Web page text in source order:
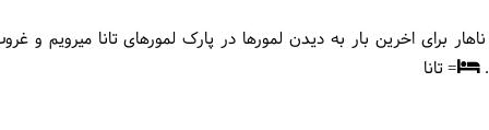
برای اخرین بار به دیدن لمورها در پارک لمورهای تانا میرویم و
= تانا